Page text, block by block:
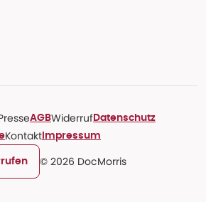
AGBWiderruf Datenschutz
Kontakt Impressum
© 2026 DocMorris